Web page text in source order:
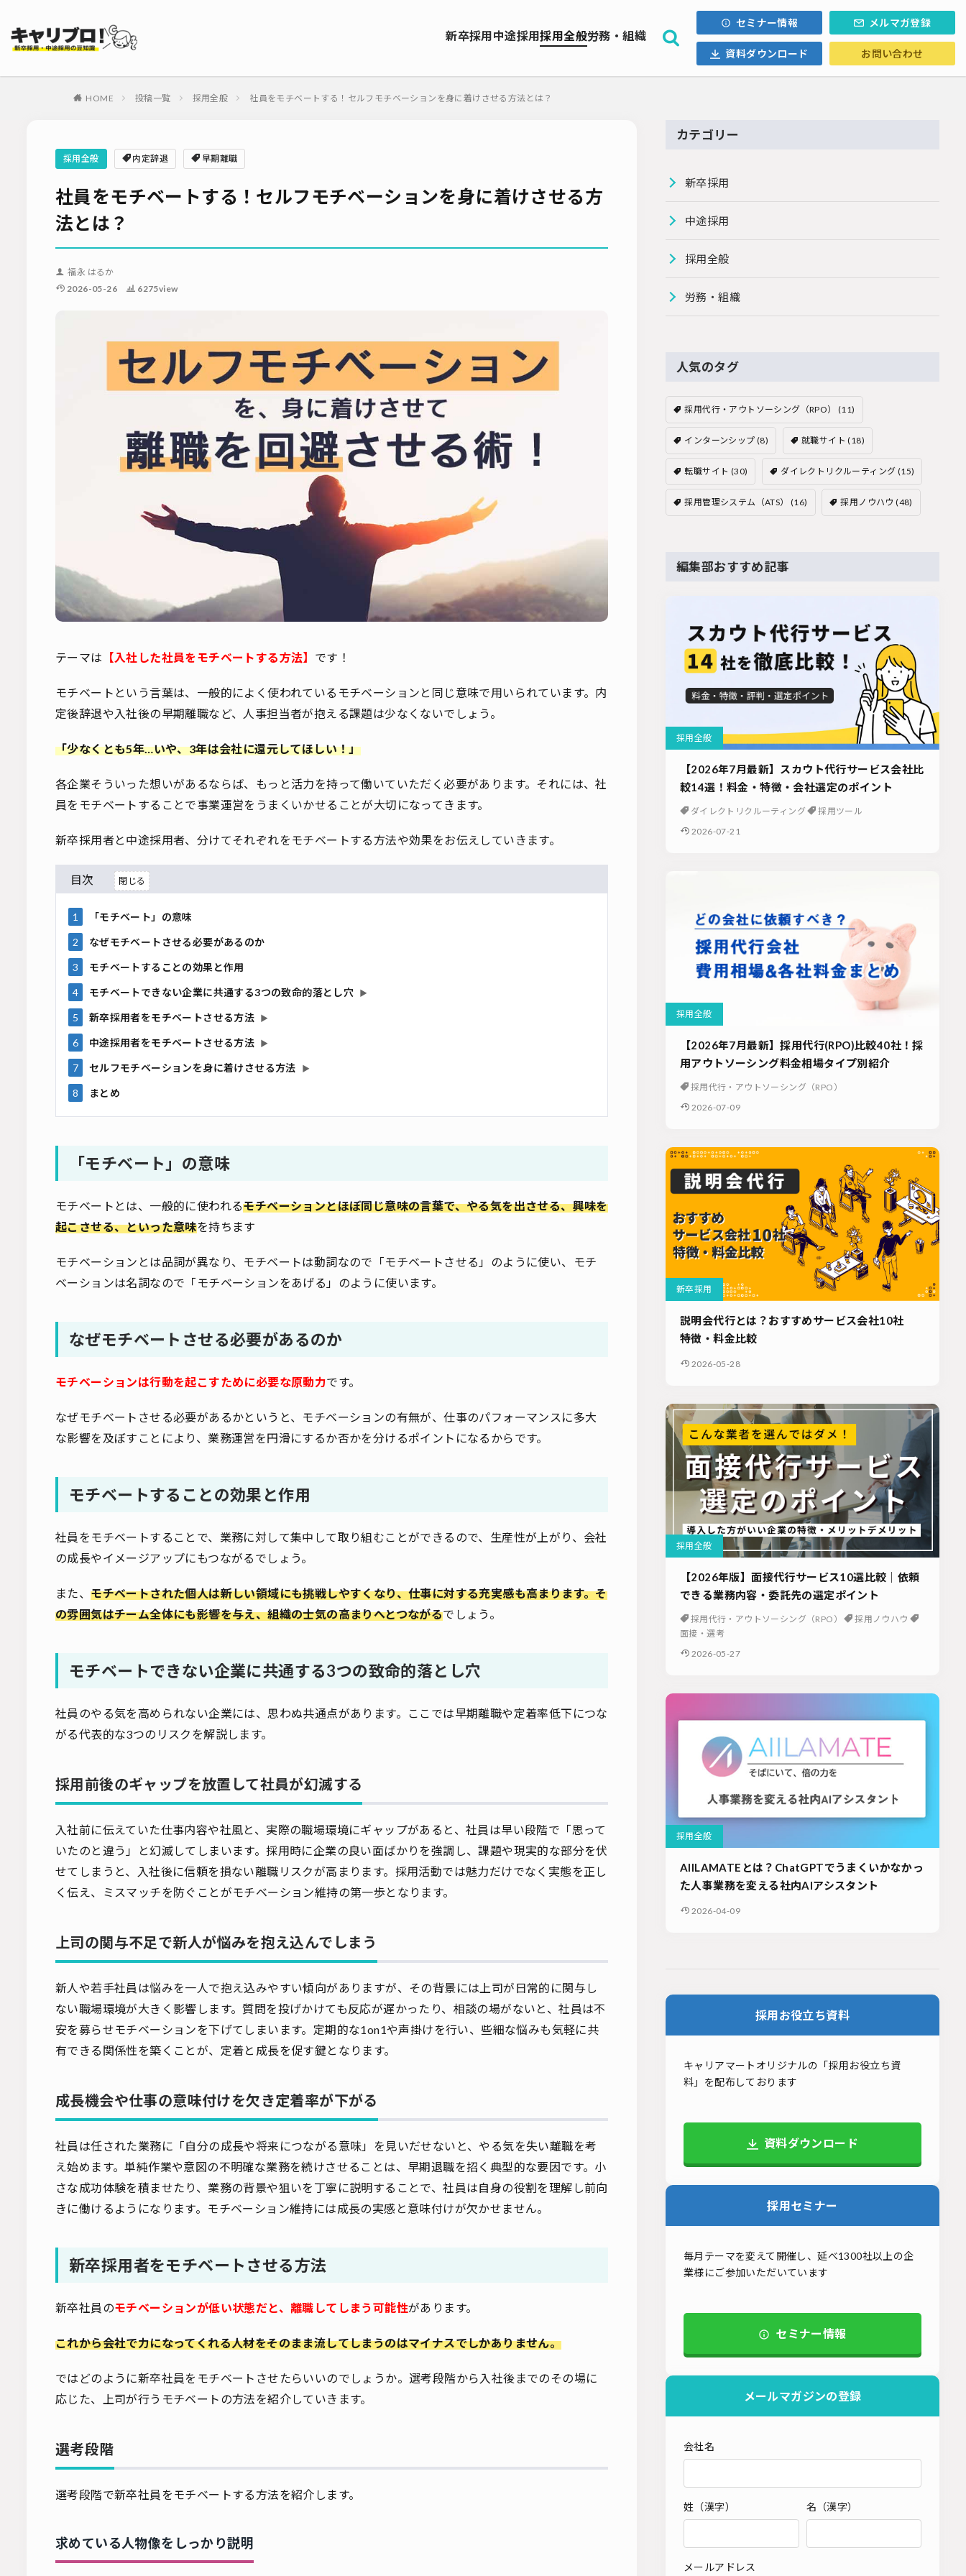
新卒採用中途採用採用全般労務・組織
セミナー情報 メルマガ登録
資料ダウンロード お問い合わせ
HOME 投稿一覧 採用全般 社員をモチベートする！セルフモチベーションを身に着けさせる方法とは？
採用全般 内定辞退 早期離職
社員をモチベートする！セルフモチベーションを身に着けさせる方
法とは？
福永 はるか
2026-05-26
6275view
テーマは 【入社した社員をモチベートする方法】 です！
モチベートという言葉は、一般的によく使われているモチベーションと同じ意味で用いられています。内
定後辞退や入社後の早期離職など、人事担当者が抱える課題は少なくないでしょう。
「少なくとも5年…いや、3年は会社に還元してほしい！」
各企業そういった想いがあるならば、もっと活力を持って働いていただく必要があります。それには、社
員をモチベートすることで事業運営をうまくいかせることが大切になってきます。
新卒採用者と中途採用者、分けてそれぞれをモチベートする方法や効果をお伝えしていきます。
目次
1 「モチベート」の意味
2 なぜモチベートさせる必要があるのか
3 モチベートすることの効果と作用
4 モチベートできない企業に共通する3つの致命的落とし穴 ▶
5 新卒採用者をモチベートさせる方法 ▶
6 中途採用者をモチベートさせる方法 ▶
7 セルフモチベーションを身に着けさせる方法 ▶
8 まとめ
「モチベート」の意味
モチベートとは、一般的に使われるモチベーションとほぼ同じ意味の言葉で、やる気を出させる、興味を
起こさせる、といった意味を持ちます
モチベーションとは品詞が異なり、モチベートは動詞なので「モチベートさせる」のように使い、モチ
ベーションは名詞なので「モチベーションをあげる」のように使います。
なぜモチベートさせる必要があるのか
モチベーションは行動を起こすために必要な原動力です。
なぜモチベートさせる必要があるかというと、モチベーションの有無が、仕事のパフォーマンスに多大
な影響を及ぼすことにより、業務運営を円滑にするか否かを分けるポイントになるからです。
モチベートすることの効果と作用
社員をモチベートすることで、業務に対して集中して取り組むことができるので、生産性が上がり、会社
の成長やイメージアップにもつながるでしょう。
また、モチベートされた個人は新しい領域にも挑戦しやすくなり、仕事に対する充実感も高まります。そ
の雰囲気はチーム全体にも影響を与え、組織の士気の高まりへとつながるでしょう。
モチベートできない企業に共通する3つの致命的落とし穴
社員のやる気を高められない企業には、思わぬ共通点があります。ここでは早期離職や定着率低下につな
がる代表的な3つのリスクを解説します。
採用前後のギャップを放置して社員が幻滅する
入社前に伝えていた仕事内容や社風と、実際の職場環境にギャップがあると、社員は早い段階で「思って
いたのと違う」と幻滅してしまいます。採用時に企業の良い面ばかりを強調し、課題や現実的な部分を伏
せてしまうと、入社後に信頼を損ない離職リスクが高まります。採用活動では魅力だけでなく実態を正し
く伝え、ミスマッチを防ぐことがモチベーション維持の第一歩となります。
上司の関与不足で新人が悩みを抱え込んでしまう
新人や若手社員は悩みを一人で抱え込みやすい傾向がありますが、その背景には上司が日常的に関与し
ない職場環境が大きく影響します。質問を投げかけても反応が遅かったり、相談の場がないと、社員は不
安を募らせモチベーションを下げてしまいます。定期的な1on1や声掛けを行い、些細な悩みも気軽に共
有できる関係性を築くことが、定着と成長を促す鍵となります。
成長機会や仕事の意味付けを欠き定着率が下がる
社員は任された業務に「自分の成長や将来につながる意味」を見いだせないと、やる気を失い離職を考
え始めます。単純作業や意図の不明確な業務を続けさせることは、早期退職を招く典型的な要因です。小
さな成功体験を積ませたり、業務の背景や狙いを丁寧に説明することで、社員は自身の役割を理解し前向
きに働けるようになります。モチベーション維持には成長の実感と意味付けが欠かせません。
新卒採用者をモチベートさせる方法
新卒社員のモチベーションが低い状態だと、離職してしまう可能性があります。
これから会社で力になってくれる人材をそのまま流してしまうのはマイナスでしかありません。
ではどのように新卒社員をモチベートさせたらいいのでしょうか。選考段階から入社後までのその場に
応じた、上司が行うモチベートの方法を紹介していきます。
選考段階
選考段階で新卒社員をモチベートする方法を紹介します。
求めている人物像をしっかり説明
カテゴリー
新卒採用
中途採用
採用全般
労務・組織
人気のタグ
採用代行・アウトソーシング（RPO） (11)
インターンシップ (8) 就職サイト (18)
転職サイト (30) ダイレクトリクルーティング (15)
採用管理システム（ATS） (16) 採用ノウハウ (48)
編集部おすすめ記事
採用全般
【2026年7月最新】スカウト代行サービス会社比
較14選！料金・特徴・会社選定のポイント
ダイレクトリクルーティング
採用ツール
2026-07-21
採用全般
【2026年7月最新】採用代行(RPO)比較40社！採
用アウトソーシング料金相場タイプ別紹介
採用代行・アウトソーシング（RPO）
2026-07-09
新卒採用
説明会代行とは？おすすめサービス会社10社
特徴・料金比較
2026-05-28
採用全般
【2026年版】面接代行サービス10選比較｜依頼
できる業務内容・委託先の選定ポイント
採用代行・アウトソーシング（RPO）
採用ノウハウ
面接・選考
2026-05-27
採用全般
AIILAMATEとは？ChatGPTでうまくいかなかっ
た人事業務を変える社内AIアシスタント
2026-04-09
採用お役立ち資料
キャリアマートオリジナルの「採用お役立ち資
料」を配布しております
資料ダウンロード
採用セミナー
毎月テーマを変えて開催し、延べ1300社以上の企
業様にご参加いただいています
セミナー情報
メールマガジンの登録
会社名
姓（漢字） 名（漢字）
メールアドレス
お問い合わせ